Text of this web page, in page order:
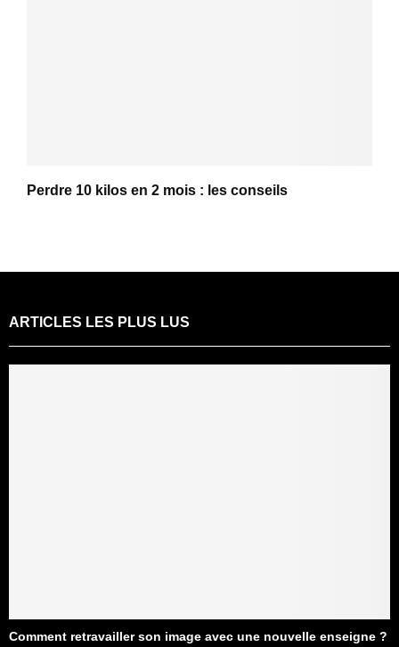
Perdre 10 kilos en 2 mois : les conseils
ARTICLES LES PLUS LUS
Comment retravailler son image avec une nouvelle enseigne ?